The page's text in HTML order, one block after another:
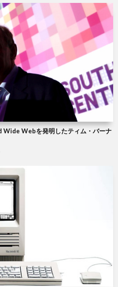
Wide Webを発明したティム・バーナ